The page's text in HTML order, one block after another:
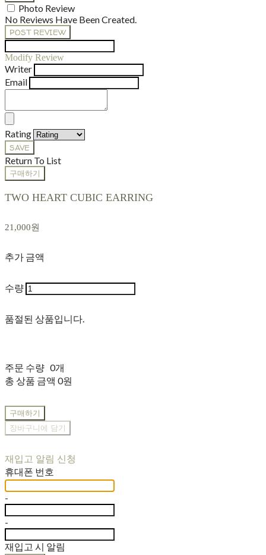
Photo Review
No Reviews Have Been Created.
POST REVIEW
Modify Review
Writer
Email
Rating
SAVE
Return To List
구매하기
TWO HEART CUBIC EARRING
21,000원
추가 금액
수량
품절된 상품입니다.
주문 수량 0개
총 상품 금액 0원
구매하기
장바구니에 담기
재입고 알림 신청
휴대폰 번호
-
-
재입고 시 알림